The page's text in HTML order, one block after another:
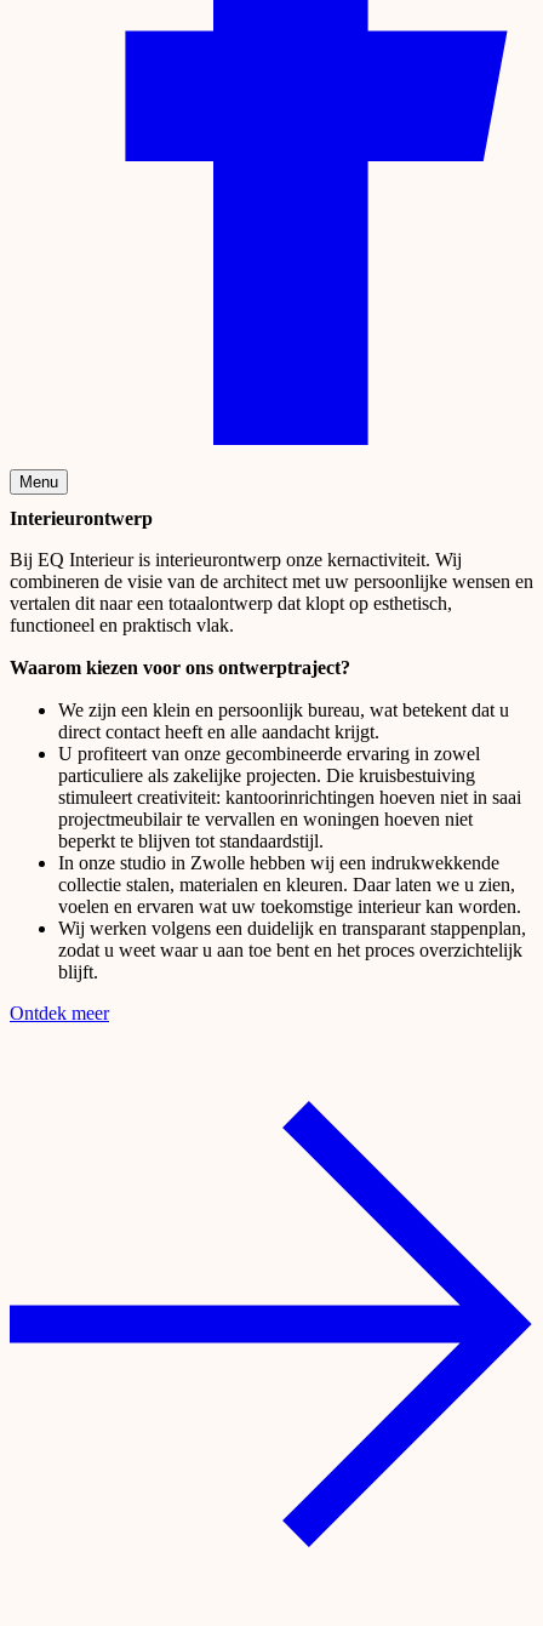
Menu
Interieurontwerp
Bij EQ Interieur is interieurontwerp onze kernactiviteit. Wij
combineren de visie van de architect met uw persoonlijke wensen en
vertalen dit naar een totaalontwerp dat klopt op esthetisch,
functioneel en praktisch vlak.
Waarom kiezen voor ons ontwerptraject?
We zijn een klein en persoonlijk bureau, wat betekent dat u
direct contact heeft en alle aandacht krijgt.
U profiteert van onze gecombineerde ervaring in zowel
particuliere als zakelijke projecten. Die kruisbestuiving
stimuleert creativiteit: kantoorinrichtingen hoeven niet in saai
projectmeubilair te vervallen en woningen hoeven niet
beperkt te blijven tot standaardstijl.
In onze studio in Zwolle hebben wij een indrukwekkende
collectie stalen, materialen en kleuren. Daar laten we u zien,
voelen en ervaren wat uw toekomstige interieur kan worden.
Wij werken volgens een duidelijk en transparant stappenplan,
zodat u weet waar u aan toe bent en het proces overzichtelijk
blijft.
Ontdek meer